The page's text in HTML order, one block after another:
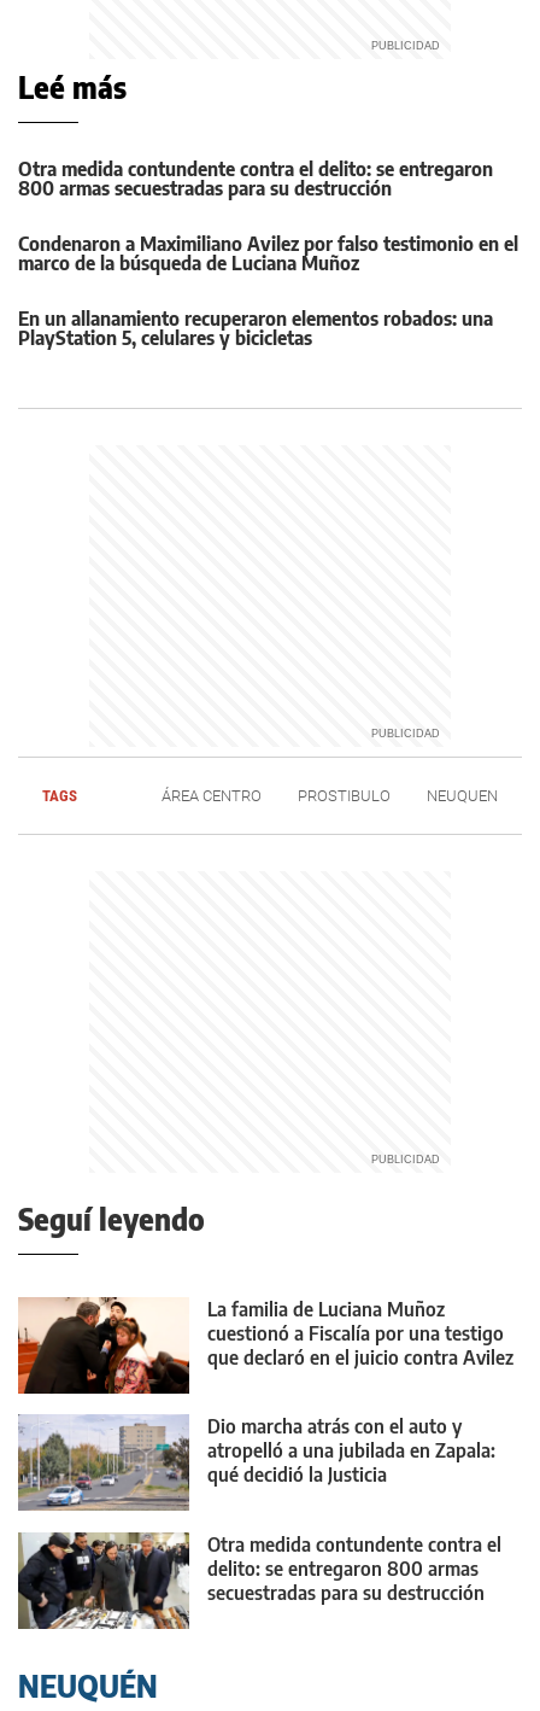
Leé más
Otra medida contundente contra el delito: se entregaron
800 armas secuestradas para su destrucción
Condenaron a Maximiliano Avilez por falso testimonio en el
marco de la búsqueda de Luciana Muñoz
En un allanamiento recuperaron elementos robados: una
PlayStation 5, celulares y bicicletas
TAGS ÁREA CENTRO PROSTIBULO NEUQUEN
Seguí leyendo
La familia de Luciana Muñoz
cuestionó a Fiscalía por una testigo
que declaró en el juicio contra Avilez
Dio marcha atrás con el auto y
atropelló a una jubilada en Zapala:
qué decidió la Justicia
Otra medida contundente contra el
delito: se entregaron 800 armas
secuestradas para su destrucción
NEUQUÉN